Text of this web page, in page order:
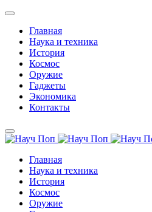
Главная
Наука и техника
История
Космос
Оружие
Гаджеты
Экономика
Контакты
Главная
Наука и техника
История
Космос
Оружие